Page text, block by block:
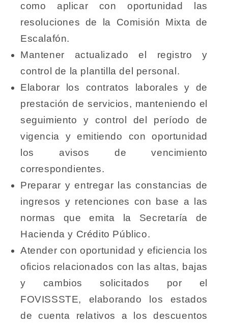
como aplicar con oportunidad las
resoluciones de la Comisión Mixta de
Escalafón.
Mantener actualizado el registro y
control de la plantilla del personal.
Elaborar los contratos laborales y de
prestación de servicios, manteniendo el
seguimiento y control del período de
vigencia y emitiendo con oportunidad
los avisos de vencimiento
correspondientes.
Preparar y entregar las constancias de
ingresos y retenciones con base a las
normas que emita la Secretaría de
Hacienda y Crédito Público.
Atender con oportunidad y eficiencia los
oficios relacionados con las altas, bajas
y cambios solicitados por el
FOVISSSTE, elaborando los estados
de cuenta relativos a los descuentos